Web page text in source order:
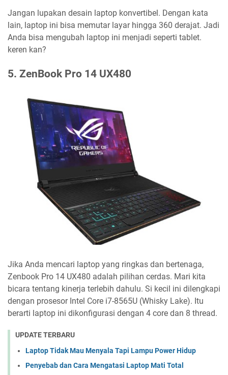
Jangan lupakan desain laptop konvertibel. Dengan kata
lain, laptop ini bisa memutar layar hingga 360 derajat. Jadi
Anda bisa mengubah laptop ini menjadi seperti tablet.
keren kan?
5. ZenBook Pro 14 UX480
Jika Anda mencari laptop yang ringkas dan bertenaga,
Zenbook Pro 14 UX480 adalah pilihan cerdas. Mari kita
bicara tentang kinerja terlebih dahulu. Si kecil ini dilengkapi
dengan prosesor Intel Core i7-8565U (Whisky Lake). Itu
berarti laptop ini dikonfigurasi dengan 4 core dan 8 thread.
UPDATE TERBARU
Laptop Tidak Mau Menyala Tapi Lampu Power Hidup
Penyebab dan Cara Mengatasi Laptop Mati Total